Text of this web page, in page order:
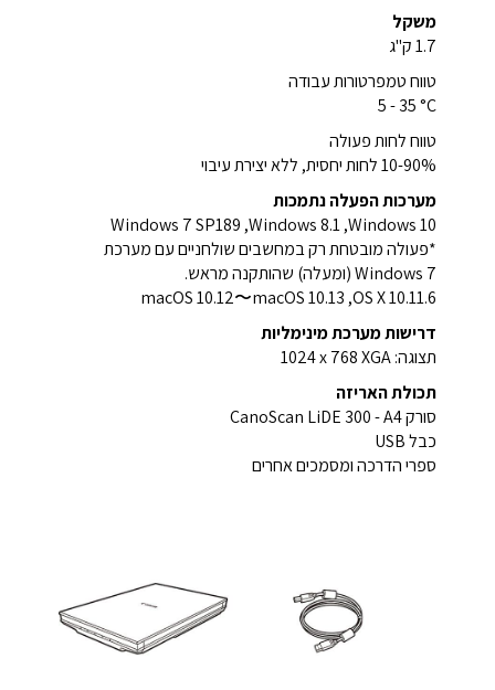
משקל
1.7 ק"ג
טווח טמפרטורות עבודה
‎5 - 35 °C
טווח לחות פעולה
10-90% לחות יחסית, ללא יצירת עיבוי
מערכות הפעלה נתמכות
Windows 10, ‏Windows 8.1, ‏Windows 7 SP189
*פעולה מובטחת רק במחשבים שולחניים עם מערכת
Windows 7 (ומעלה) שהותקנה מראש.
OS X 10.11.6, ‏macOS 10.12〜macOS 10.13
דרישות מערכת מינימליות
תצוגה: ‎1024 x 768 XGA
תכולת האריזה
סורק A4 ‏- CanoScan LiDE 300
כבל USB
ספרי הדרכה ומסמכים אחרים